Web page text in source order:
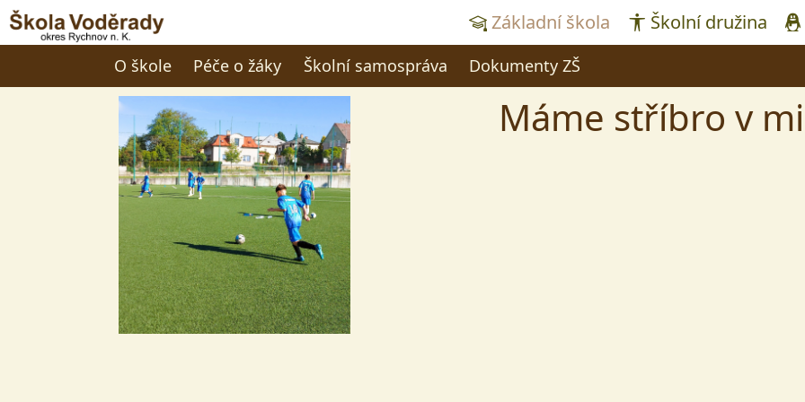
Základní škola Školní družina
O škole Péče o žáky Školní samospráva Dokumenty ZŠ
Máme stříbro v